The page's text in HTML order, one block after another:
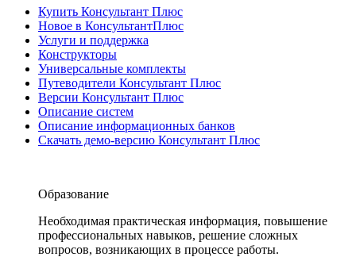
Купить Консультант Плюс
Новое в КонсультантПлюс
Услуги и поддержка
Конструкторы
Универсальные комплекты
Путеводители Консультант Плюс
Версии Консультант Плюс
Описание систем
Описание информационных банков
Скачать демо-версию Консультант Плюс
Образование
Необходимая практическая информация, повышение
профессиональных навыков, решение сложных
вопросов, возникающих в процессе работы.